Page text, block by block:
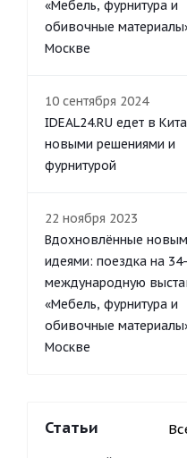
«Мебель, фурнитура и
обивочные
Москве
10 сентября 2024
IDEAL24.RU едет в
новыми решениями и
фурнитурой
22 ноября 2023
Вдохновлённые
идеями: поездка на
международную
«Мебель, фурнитура и
обивочные
Москве
Статьи